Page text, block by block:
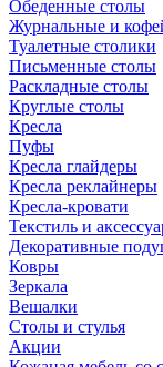
Обеденные столы
Журнальные и
Туалетные столики
Письменные столы
Раскладные столы
Круглые столы
Кресла
Пуфы
Кресла глайдеры
Кресла реклайнеры
Кресла-кровати
Текстиль и
Декоративные
Ковры
Зеркала
Вешалки
Столы и стулья
Акции